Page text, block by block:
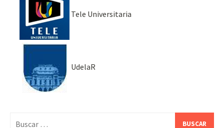
Tele Universitaria
UdelaR